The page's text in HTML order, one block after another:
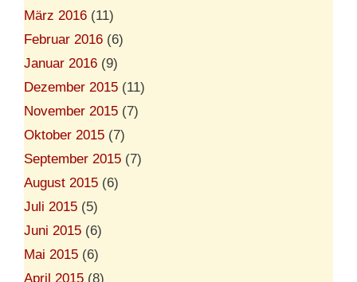
März 2016 (11)
Februar 2016 (6)
Januar 2016 (9)
Dezember 2015 (11)
November 2015 (7)
Oktober 2015 (7)
September 2015 (7)
August 2015 (6)
Juli 2015 (5)
Juni 2015 (6)
Mai 2015 (6)
April 2015 (8)